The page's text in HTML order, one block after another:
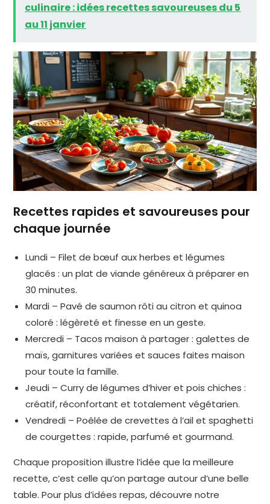
culinaire : idées recettes savoureuses du 5
au 11 janvier
Recettes rapides et savoureuses pour
chaque journée
Lundi – Filet de bœuf aux herbes et légumes
glacés : un plat de viande généreux à préparer en
30 minutes.
Mardi – Pavé de saumon rôti au citron et quinoa
coloré : légèreté et finesse en un geste.
Mercredi – Tacos maison à partager : galettes de
maïs, garnitures variées et sauces faites maison
pour toute la famille.
Jeudi – Curry de légumes d’hiver et pois chiches :
créatif, réconfortant et totalement végétarien.
Vendredi – Poêlée de crevettes à l’ail et spaghetti
de courgettes : rapide, parfumé et gourmand.
Chaque proposition illustre l’idée que la meilleure
recette, c’est celle qu’on partage autour d’une belle
table. Pour plus d’idées repas, découvre notre